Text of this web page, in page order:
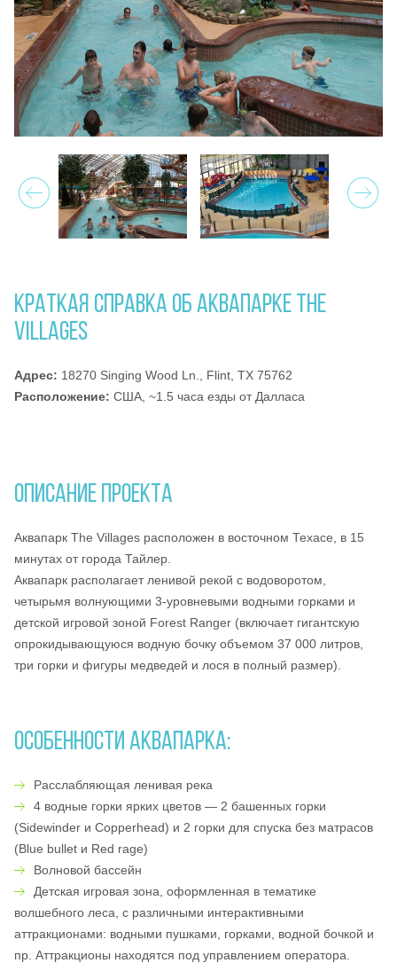
Prev Next
КРАТКАЯ СПРАВКА ОБ АКВАПАРКЕ THE
VILLAGES
Адрес: 18270 Singing Wood Ln., Flint, TX 75762
Расположение: США, ~1.5 часa езды от Далласа
ОПИСАНИЕ ПРОЕКТА
Аквапарк The Villages расположен в восточном Техасе, в 15
минутах от города Тайлер.
Аквапарк располагает ленивой рекой с водоворотом,
четырьмя волнующими 3-уровневыми водными горками и
детской игровой зоной Forest Ranger (включает гигантскую
опрокидывающуюся водную бочку объемом 37 000 литров,
три горки и фигуры медведей и лося в полный размер).
ОСОБЕННОСТИ АКВАПАРКА:
Расслабляющая ленивая река
4 водные горки ярких цветов — 2 башенных горки
(Sidewinder и Copperhead) и 2 горки для спуска без матрасов
(Blue bullet и Red rage)
Волновой бассейн
Детская игровая зона, оформленная в тематике
волшебного леса, с различными интерактивными
аттракционами: водными пушками, горками, водной бочкой и
пр. Аттракционы находятся под управлением оператора.